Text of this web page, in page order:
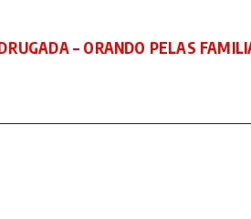
– ORANDO PELAS